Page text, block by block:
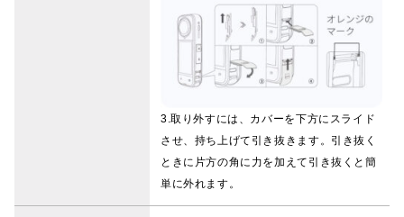
3.取り外すには、カバーを下方にスライド
させ、持ち上げて引き抜きます。引き抜く
ときに片方の角に力を加えて引き抜くと簡
単に外れます。